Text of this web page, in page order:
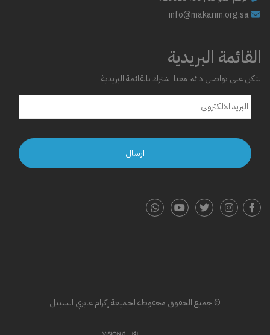
info@makarim.org.sa
القائمة البريدية
لتكن على تواصل دائم معنا اشترك بالقائمة البريدية
© جميع الحقوق محفوظة لجميعة إكرام عابري السبيل